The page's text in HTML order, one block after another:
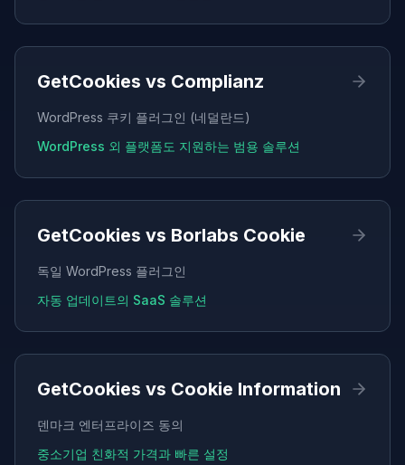
GetCookies vs Complianz
WordPress 쿠키 플러그인 (네덜란드)
WordPress 외 플랫폼도 지원하는 범용 솔루션
GetCookies vs Borlabs Cookie
독일 WordPress 플러그인
자동 업데이트의 SaaS 솔루션
GetCookies vs Cookie Information
덴마크 엔터프라이즈 동의
중소기업 친화적 가격과 빠른 설정